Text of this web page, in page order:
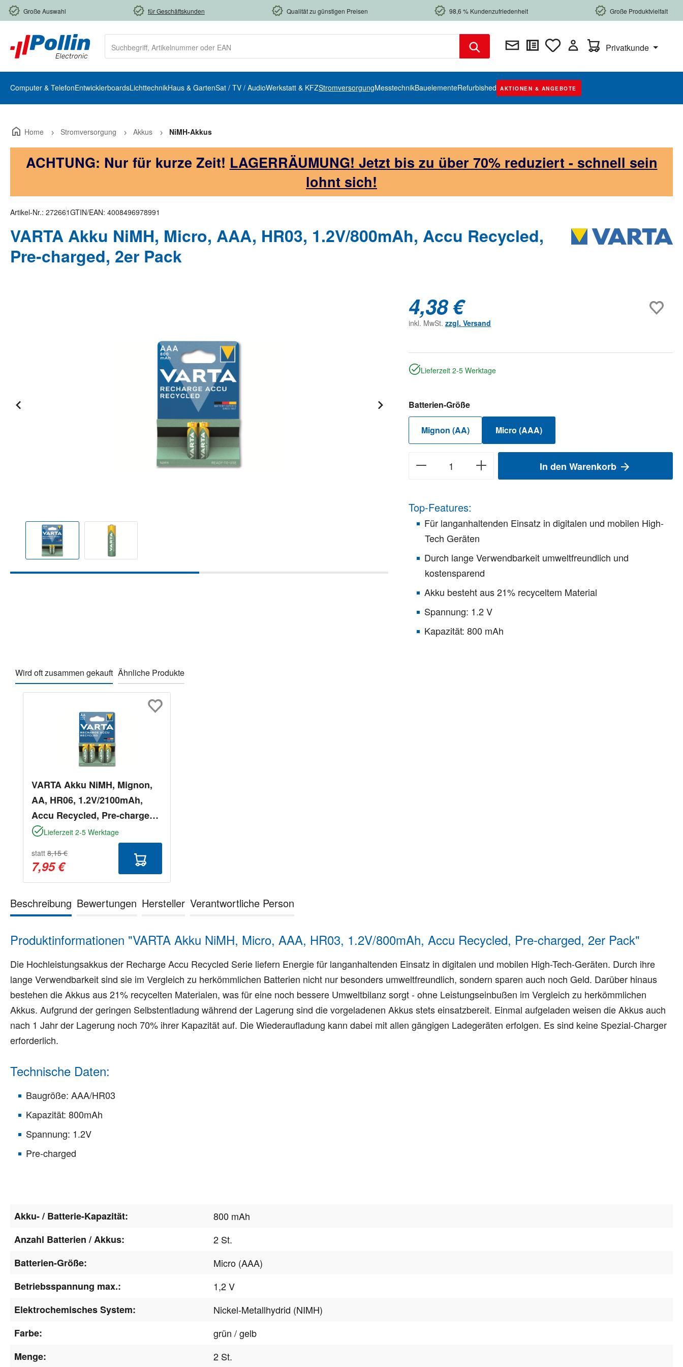
Hauptinhalt springen
Zur Suche springen
Zur Hauptnavigation springen
Große Auswahl für Geschäftskunden Qualität zu günstigen Preisen 98,6 % Kundenzufriedenheit Große Produktvielfalt
Warenkorb enthält 0
Privatkunde
Computer & TelefonEntwicklerboardsLichttechnikHaus & GartenSat / TV / AudioWerkstatt & KFZStromversorgungMesstechnikBauelementeRefurbished AKTIONEN & ANGEBOTE
Home Stromversorgung Akkus NiMH-Akkus
ACHTUNG: Nur für kurze Zeit! LAGERRÄUMUNG! Jetzt bis zu über 70% reduziert - schnell sein
lohnt sich!
Artikel-Nr.: 272661GTIN/EAN: 4008496978991
VARTA Akku NiMH, Micro, AAA, HR03, 1.2V/800mAh, Accu Recycled,
Pre-charged, 2er Pack
4,38 €
inkl. MwSt. zzgl. Versand
Lieferzeit 2-5 Werktage
Batterien-Größeauswählen
Mignon (AA) Micro (AAA)
In den Warenkorb
Top-Features:
Für langanhaltenden Einsatz in digitalen und mobilen High-
Tech Geräten
Durch lange Verwendbarkeit umweltfreundlich und
kostensparend
Akku besteht aus 21% recyceltem Material
Spannung: 1.2 V
Kapazität: 800 mAh
Wird oft zusammen gekauft Ähnliche Produkte
VARTA Akku NiMH, Mignon,
AA, HR06, 1.2V/2100mAh,
Accu Recycled, Pre-charged,
4er Pack
Lieferzeit 2-5 Werktage
statt 8,15 €
7,95 €
Beschreibung Bewertungen Hersteller Verantwortliche Person
Produktinformationen "VARTA Akku NiMH, Micro, AAA, HR03, 1.2V/800mAh, Accu Recycled, Pre-charged, 2er Pack"
Die Hochleistungsakkus der Recharge Accu Recycled Serie liefern Energie für langanhaltenden Einsatz in digitalen und mobilen High-Tech-Geräten. Durch ihre
lange Verwendbarkeit sind sie im Vergleich zu herkömmlichen Batterien nicht nur besonders umweltfreundlich, sondern sparen auch noch Geld. Darüber hinaus
bestehen die Akkus aus 21% recycelten Materialen, was für eine noch bessere Umweltbilanz sorgt - ohne Leistungseinbußen im Vergleich zu herkömmlichen
Akkus. Aufgrund der geringen Selbstentladung während der Lagerung sind die vorgeladenen Akkus stets einsatzbereit. Einmal aufgeladen weisen die Akkus auch
nach 1 Jahr der Lagerung noch 70% ihrer Kapazität auf. Die Wiederaufladung kann dabei mit allen gängigen Ladegeräten erfolgen. Es sind keine Spezial-Charger
erforderlich.
Technische Daten:
Baugröße: AAA/HR03
Kapazität: 800mAh
Spannung: 1.2V
Pre-charged
Akku- / Batterie-Kapazität:
800 mAh
Anzahl Batterien / Akkus:
2 St.
Batterien-Größe:
Micro (AAA)
Betriebsspannung max.:
1,2 V
Elektrochemisches System:
Nickel-Metallhydrid (NIMH)
Farbe:
grün / gelb
Menge:
2 St.